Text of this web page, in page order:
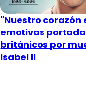
"Nuestro corazón
emotivas
británicos por
Isabel II